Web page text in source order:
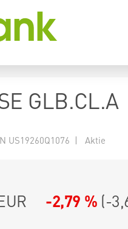
GLB.CL.A
US19260Q1076 | Aktie
-2,79 % (-